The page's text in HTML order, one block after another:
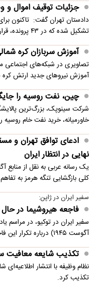
جزئیات توقیف اموال
تشکیل شده که در ۴۳ پرونده، قرار جلب دادرسی صادر شده اس…
آموزش سربازان کره
تصاویری در شبکه‌های اجتماعی
آموزش نیروهای جدید ارتش
چین، نفت روسیه را
شرکت سینوپک، بزرگ‌ترین
خاورمیانه، خرید نفت خام روسیه
ادعای توافق تهران و
نهایی در انتظار ایران
یک رسانه عربی به نقل از
کلی بازگشایی تنگه هرمز به
سفیر ایران در ژاپن:
فاجعه هیروشیما در
آگوست ۱۹۴۵) درباره تکرار این فاجعه هشدار داد.
تکذیب شایعه معافیت
نظام وظیفه با انتشار
تکذیب کرد.